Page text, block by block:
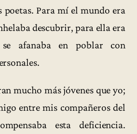
poetas. Para mí el mundo era
descubrir, para ella era
afanaba en poblar con
mucho más jóvenes que yo;
entre mis compañeros del
esta deficiencia.